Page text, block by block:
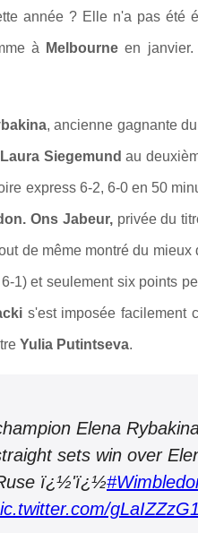
année ? Elle n'a pas été
à Melbourneen
, ancienne gagnante
Laura Siegemundau
express 6-2, 6-0 en 50
Ons Jabeur,privée du
de même montré du
1) et seulement six points
s'est imposée facilement
Yulia Putintseva.
Elena
sets win over
ï¿½'ï¿½